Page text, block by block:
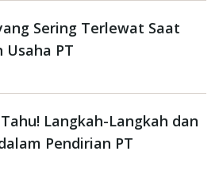
Sering Terlewat Saat
Usaha PT
Langkah-Langkah dan
Pendirian PT